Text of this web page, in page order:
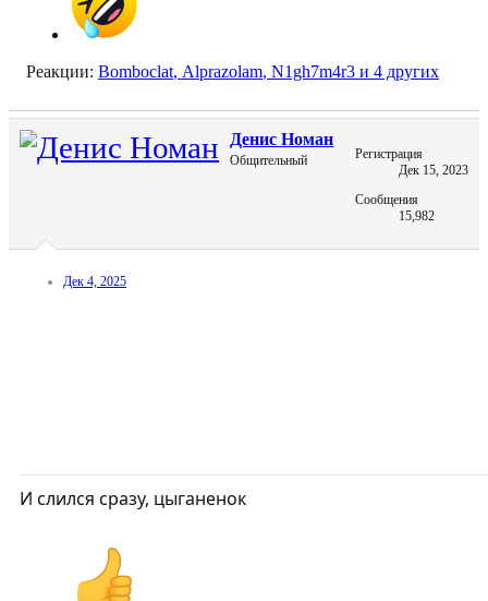
Реакции: Bomboclat, Alprazolam, N1gh7m4r3 и 4 других
Денис Номан
Общительный
Регистрация
Дек 15, 2023
Сообщения
15,982
Дек 4, 2025
И слился сразу, цыганенок